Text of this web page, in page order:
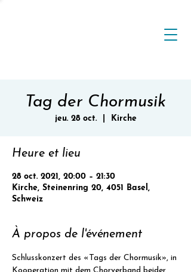
Tag der Chormusik
jeu. 28 oct.
  |
Kirche
Heure et lieu
28 oct. 2021, 20:00 – 21:30
Kirche, Steinenring 20, 4051 Basel,
Schweiz
À propos de l'événement
Schlusskonzert des «Tags der Chormusik», in